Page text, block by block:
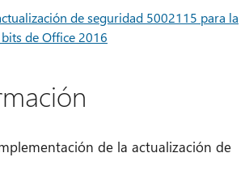
de seguridad 5002115 para la
de Office 2016
de la actualización de